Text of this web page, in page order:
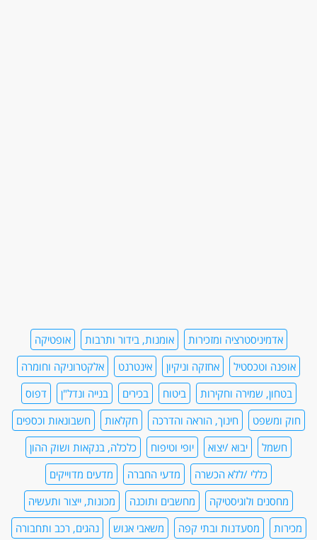
אדמיניסטרציה ומזכירות אומנות, בידור ותרבות
אופטיקה
אופנה וטכסטיל
אחזקה וניקיון אינטרנט
אלקטרוניקה וחומרה
בטחון, שמירה וחקירות
ביטוח בכירים בנייה ונדל"ן
דפוס
חוק ומשפט
חינוך, הוראה והדרכה חקלאות
חשבונאות וכספים
חשמל
יבוא /יצוא יופי וטיפוח
כלכלה, בנקאות ושוק ההון
כללי /ללא הכשרה
מדעי החברה
מדעים מדוייקים
מחסנים ולוגיסטיקה
מחשבים ותוכנה
מכונות, ייצור ותעשיה
מכירות
מסעדנות ובתי קפה משאבי אנוש
נהגים, רכב ותחבורה